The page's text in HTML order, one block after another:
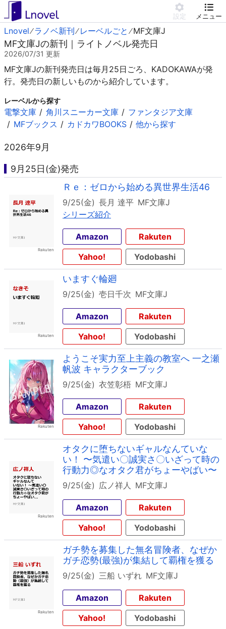
設定 メニュー
Lnovel ラノベ新刊 レーベルごと MF文庫J
MF文庫Jの新刊｜ライトノベル発売日
2026/07/31 更新
MF文庫Jの新刊発売日は毎月25日ごろ、KADOKAWAが発
行。発売日の新しいものから紹介しています。
レーベルから探す
電撃文庫 角川スニーカー文庫
ファンタジア文庫
MFブックス
カドカワBOOKS 他から探す
2026年9月
9月25日(金)発売
Ｒｅ：ゼロから始める異世界生活46
9/25(金) 長月 達平 MF文庫J
シリーズ紹介
Amazon
Rakuten
Yahoo!
Yodobashi
いますぐ輪廻
9/25(金) 壱日千次 MF文庫J
Amazon
Rakuten
Yahoo!
Yodobashi
ようこそ実力至上主義の教室へ 一之瀬
帆波 キャラクターブック
9/25(金) 衣笠彰梧 MF文庫J
Amazon
Rakuten
Yahoo!
Yodobashi
オタクに堕ちないギャルなんていな
い！ 〜気遣い〇誠実さ〇いざって時の
行動力◎なオタク君がちょーやばい〜
9/25(金) 広ノ祥人 MF文庫J
Amazon
Rakuten
Yahoo!
Yodobashi
ガチ勢を募集した無名冒険者、なぜか
ガチ恋勢(最強)が集結して覇権を獲る
9/25(金) 三船 いずれ MF文庫J
Amazon
Rakuten
Yahoo!
Yodobashi